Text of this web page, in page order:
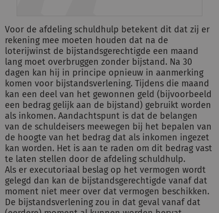
Voor de afdeling schuldhulp betekent dit dat zij er
rekening mee moeten houden dat na de
loterijwinst de bijstandsgerechtigde een maand
lang moet overbruggen zonder bijstand. Na 30
dagen kan hij in principe opnieuw in aanmerking
komen voor bijstandsverlening. Tijdens die maand
kan een deel van het gewonnen geld (bijvoorbeeld
een bedrag gelijk aan de bijstand) gebruikt worden
als inkomen. Aandachtspunt is dat de belangen
van de schuldeisers meewegen bij het bepalen van
de hoogte van het bedrag dat als inkomen ingezet
kan worden. Het is aan te raden om dit bedrag vast
te laten stellen door de afdeling schuldhulp.
Als er executoriaal beslag op het vermogen wordt
gelegd dan kan de bijstandsgerechtigde vanaf dat
moment niet meer over dat vermogen beschikken.
De bijstandsverlening zou in dat geval vanaf dat